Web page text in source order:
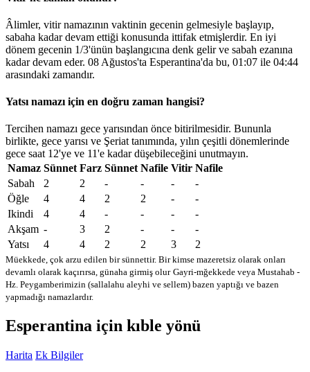
Âlimler, vitir namazının vaktinin gecenin gelmesiyle başlayıp,
sabaha kadar devam ettiği konusunda ittifak etmişlerdir. En iyi
dönem gecenin 1/3'ünün başlangıcına denk gelir ve sabah ezanına
kadar devam eder. 08 Ağustos'ta Esperantina'da bu, 01:07 ile 04:44
arasındaki zamandır.
Yatsı namazı için en doğru zaman hangisi?
Tercihen namazı gece yarısından önce bitirilmesidir. Bununla
birlikte, gece yarısı ve Şeriat tanımında, yılın çeşitli dönemlerinde
gece saat 12'ye ve 11'e kadar düşebileceğini unutmayın.
Namaz Sünnet Farz Sünnet Nafile Vitir Nafile
Sabah
2 2 - - -
-
Öğle
4 4 2 2 -
-
Ikindi
4 4 - - -
-
Akşam - 3 2 - -
-
Yatsı
4 4 2 2 3 2
Müekkede, çok arzu edilen bir sünnettir. Bir kimse mazeretsiz olarak onları
devamlı olarak kaçırırsa, günaha girmiş olur Gayri-mğekkede veya Mustahab -
Hz. Peygamberimizin (sallalahu aleyhi ve sellem) bazen yaptığı ve bazen
yapmadığı namazlardır.
Esperantina için kıble yönü
Harita Ek Bilgiler